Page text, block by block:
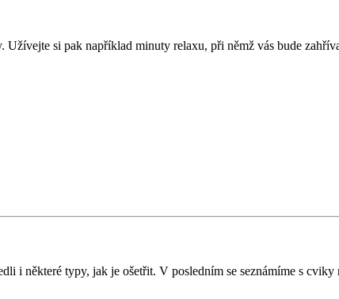
si pak například minuty relaxu, při němž vás bude
i některé typy, jak je ošetřit. V posledním se seznámíme s cviky